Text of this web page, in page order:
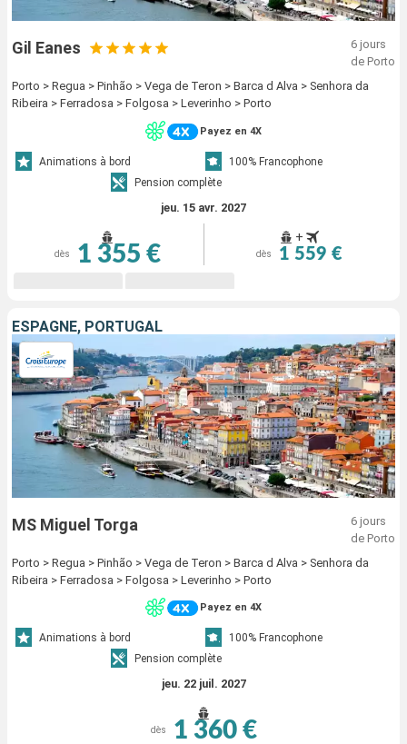
Gil Eanes
6 jours
de Porto
Porto > Regua > Pinhão > Vega de Teron > Barca d Alva > Senhora da
Ribeira > Ferradosa > Folgosa > Leverinho > Porto
Payez en 4X
Animations à bord
100% Francophone
Pension complète
jeu. 15 avr. 2027
dès 1 355 €
+
dès 1 559 €
ESPAGNE, PORTUGAL
MS Miguel Torga
6 jours
de Porto
Porto > Regua > Pinhão > Vega de Teron > Barca d Alva > Senhora da
Ribeira > Ferradosa > Folgosa > Leverinho > Porto
Payez en 4X
Animations à bord
100% Francophone
Pension complète
jeu. 22 juil. 2027
dès 1 360 €